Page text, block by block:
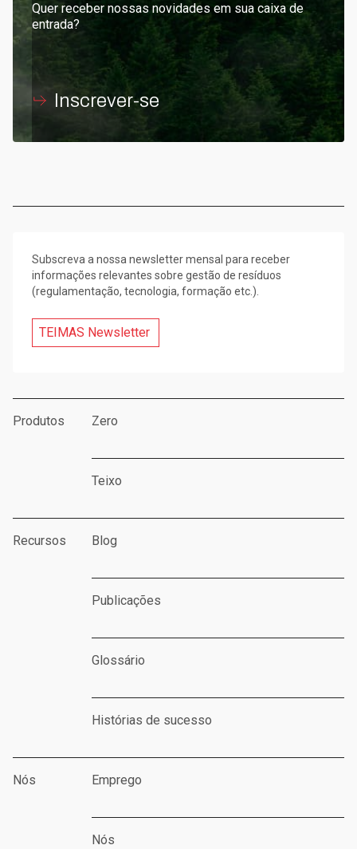
Quer receber nossas novidades em sua caixa de
entrada?
Inscrever-se
Subscreva a nossa newsletter mensal para receber
informações relevantes sobre gestão de resíduos
(regulamentação, tecnologia, formação etc.).
TEIMAS Newsletter
Produtos Zero
Teixo
Recursos Blog
Publicações
Glossário
Histórias de sucesso
Nós Emprego
Nós